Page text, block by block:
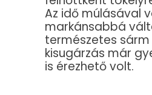
Az idő múlásával
markánsabbá
természetes
kisugárzás már
is érezhető volt.